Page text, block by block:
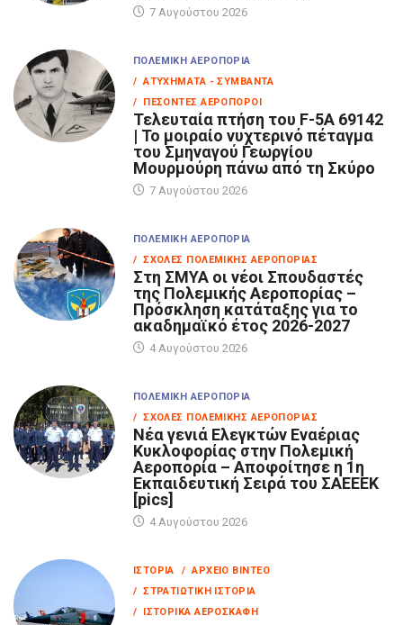
7 Αυγούστου 2026
ΠΟΛΕΜΙΚΉ ΑΕΡΟΠΟΡΊΑ
/ ΑΤΥΧΉΜΑΤΑ - ΣΥΜΒΆΝΤΑ
/ ΠΕΣΌΝΤΕΣ ΑΕΡΟΠΌΡΟΙ
Τελευταία πτήση του F-5A 69142
| Το μοιραίο νυχτερινό πέταγμα
του Σμηναγού Γεωργίου
Μουρμούρη πάνω από τη Σκύρο
7 Αυγούστου 2026
ΠΟΛΕΜΙΚΉ ΑΕΡΟΠΟΡΊΑ
/ ΣΧΟΛΈΣ ΠΟΛΕΜΙΚΉΣ ΑΕΡΟΠΟΡΊΑΣ
Στη ΣΜΥΑ οι νέοι Σπουδαστές
της Πολεμικής Αεροπορίας –
Πρόσκληση κατάταξης για το
ακαδημαϊκό έτος 2026-2027
4 Αυγούστου 2026
ΠΟΛΕΜΙΚΉ ΑΕΡΟΠΟΡΊΑ
/ ΣΧΟΛΈΣ ΠΟΛΕΜΙΚΉΣ ΑΕΡΟΠΟΡΊΑΣ
Νέα γενιά Ελεγκτών Εναέριας
Κυκλοφορίας στην Πολεμική
Αεροπορία – Αποφοίτησε η 1η
Εκπαιδευτική Σειρά του ΣΑΕΕΕΚ
[pics]
4 Αυγούστου 2026
ΙΣΤΟΡΊΑ
/ ΑΡΧΕΊΟ ΒΊΝΤΕΟ
/ ΣΤΡΑΤΙΩΤΙΚΉ ΙΣΤΟΡΊΑ
/ ΙΣΤΟΡΙΚΆ ΑΕΡΟΣΚΆΦΗ